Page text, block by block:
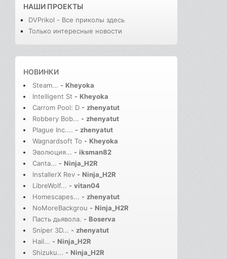
НАШИ ПРОЕКТЫ
DVPrikol - Все приколы здесь
Только интересные новости
НОВИНКИ
Steam... - Kheyoka
Intelligent St - Kheyoka
Carrom Pool: D - zhenyatut
Robbery Bob... - zhenyatut
Plague Inc.... - zhenyatut
Wagnardsoft To - Kheyoka
Эволюция... - iksman82
Canta... - Ninja_H2R
InstallerX Rev - Ninja_H2R
LibreWolf... - vitan04
Homescapes... - zhenyatut
NoMoreBackgrou - Ninja_H2R
Пасть дьявола. - Boserva
Sniper 3D... - zhenyatut
Hail... - Ninja_H2R
Shizuku... - Ninja_H2R